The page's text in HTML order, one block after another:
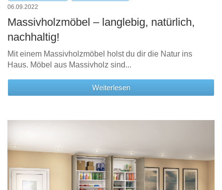
06.09.2022
Massivholzmöbel – langlebig, natürlich,
nachhaltig!
Mit einem Massivholzmöbel holst du dir die Natur ins
Haus. Möbel aus Massivholz sind...
Weiterlesen